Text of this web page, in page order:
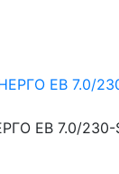
EB 7.0/